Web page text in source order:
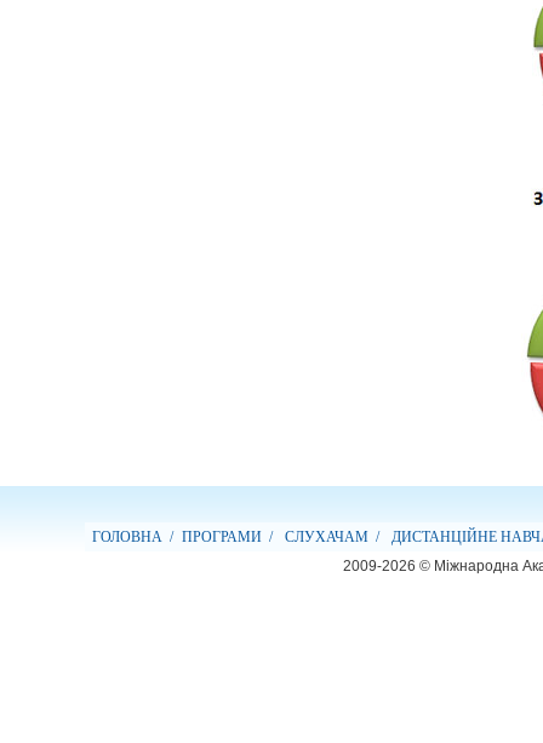
ГОЛОВНА / ПРОГРАМИ / СЛУХАЧАМ /
ДИСТАНЦІЙНЕ
2009-2026 © Міжнародна